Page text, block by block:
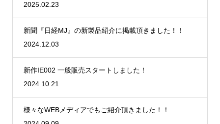
2025.02.23
新聞『日経MJ』の新製品紹介に掲載頂きました！！
2024.12.03
新作IE002 一般販売スタートしました！
2024.10.21
様々なWEBメディアでもご紹介頂きました！！